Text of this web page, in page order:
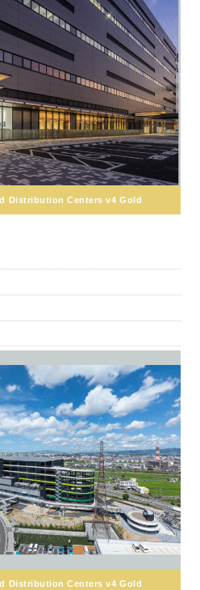
Distribution Centers v4 Gold
Distribution Centers v4 Gold